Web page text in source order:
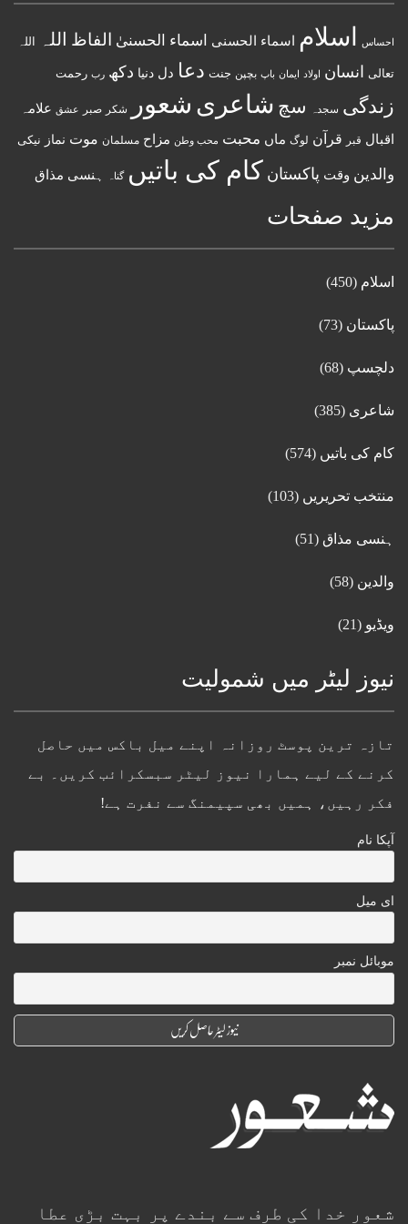
احساس اسلام اسماء الحسنى اسماء الحسنیٰ الفاظ اللہ اللہ
تعالی انسان اولاد ایمان باپ بچپن جنت دعا دل دنیا دکھ رب رحمت
زندگی سجدہ سچ شاعری شعور شکر صبر عشق علامہ
اقبال قبر قرآن لوگ ماں محبت محب وطن مزاح مسلمان موت نماز نیکی
والدین وقت پاکستان کام کی باتیں گناہ ہنسی مذاق
مزید صفحات
اسلام (450)
پاکستان (73)
دلچسپ (68)
شاعری (385)
کام کی باتیں (574)
منتخب تحریریں (103)
ہنسی مذاق (51)
والدین (58)
ویڈیو (21)
نیوز لیٹر میں شمولیت
تازہ ترین پوسٹ روزانہ اپنے میل باکس میں حاصل
کرنے کے لیے ہمارا نیوز لیٹر سبسکرائب کریں۔ بے
فکر رہیں، ہمیں بھی سپیمنگ سے نفرت ہے!
آپکا نام
ای میل
موبائل نمبر
شعور خدا کی طرف سے بندے پر بہت بڑی عطا